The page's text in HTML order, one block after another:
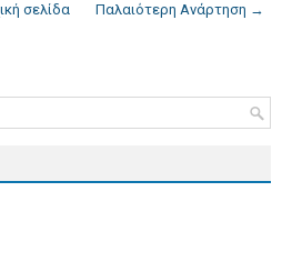
Παλαιότερη Ανάρτηση →
σελίδα